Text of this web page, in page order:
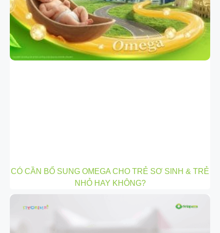
CÓ CẦN BỔ SUNG OMEGA CHO TRẺ SƠ SINH & TRẺ
NHỎ HAY KHÔNG?